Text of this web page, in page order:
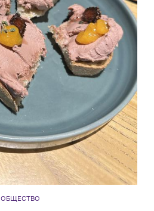
ОБЩЕСТВО